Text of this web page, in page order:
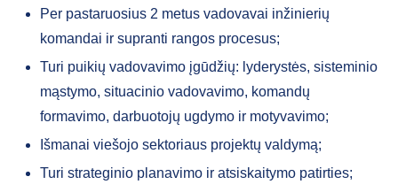
Per pastaruosius 2 metus vadovavai inžinierių
komandai ir supranti rangos procesus;
Turi puikių vadovavimo įgūdžių: lyderystės, sisteminio
mąstymo, situacinio vadovavimo, komandų
formavimo, darbuotojų ugdymo ir motyvavimo;
Išmanai viešojo sektoriaus projektų valdymą;
Turi strateginio planavimo ir atsiskaitymo patirties;